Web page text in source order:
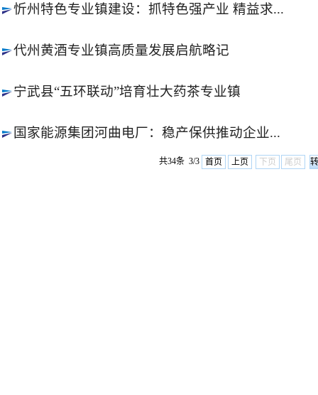
忻州特色专业镇建设：抓特色强产业 精益求...
代州黄酒专业镇高质量发展启航略记
宁武县“五环联动”培育壮大药茶专业镇
国家能源集团河曲电厂：稳产保供推动企业...
共34条 3/3 首页 上页 下页 尾页